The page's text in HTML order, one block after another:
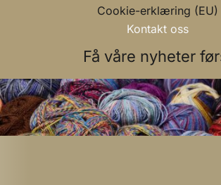
Cookie-erklæring (EU)
Kontakt oss
Få våre nyheter